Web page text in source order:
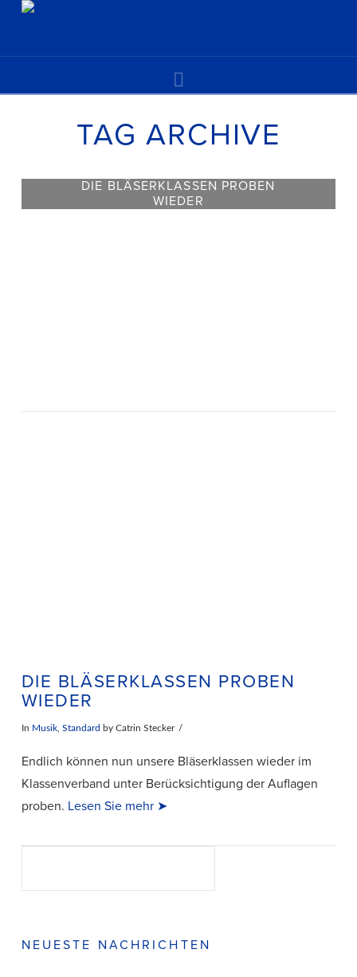
TAG ARCHIVE
DIE BLÄSERKLASSEN PROBEN
WIEDER
VIEW POST
DIE BLÄSERKLASSEN PROBEN
WIEDER
In Musik, Standard by Catrin Stecker
Endlich können nun unsere Bläserklassen wieder im
Klassenverband unter Berücksichtigung der Auflagen
proben. Lesen Sie mehr ➤
NEUESTE NACHRICHTEN